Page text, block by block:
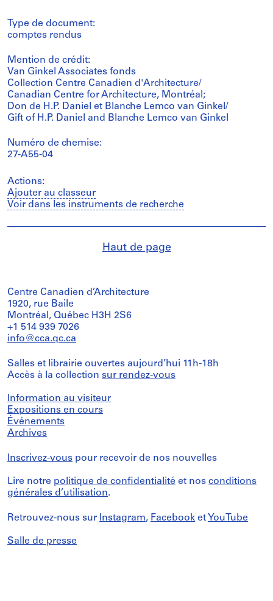
Type de document:
comptes rendus
Mention de crédit:
Van Ginkel Associates fonds
Collection Centre Canadien d'Architecture/
Canadian Centre for Architecture, Montréal;
Don de H.P. Daniel et Blanche Lemco van Ginkel/
Gift of H.P. Daniel and Blanche Lemco van Ginkel
Numéro de chemise:
27-A55-04
Actions:
Ajouter au classeur
Voir dans les instruments de recherche
Haut de page
Centre Canadien d’Architecture
1920, rue Baile
Montréal, Québec H3H 2S6
+1 514 939 7026
info@cca.qc.ca
Salles et librairie ouvertes aujourd’hui 11h-18h
Accès à la collection sur rendez-vous
Information au visiteur
Expositions en cours
Événements
Archives
Inscrivez-vous pour recevoir de nos nouvelles
Lire notre politique de confidentialité et nos conditions
générales d’utilisation.
Retrouvez-nous sur Instagram, Facebook et YouTube
Salle de presse